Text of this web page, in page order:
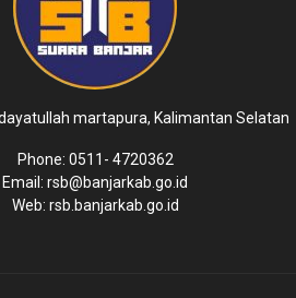
martapura, Kalimantan Selatan
Phone: 0511- 4720362
Email: rsb@banjarkab.go.id
Web: rsb.banjarkab.go.id